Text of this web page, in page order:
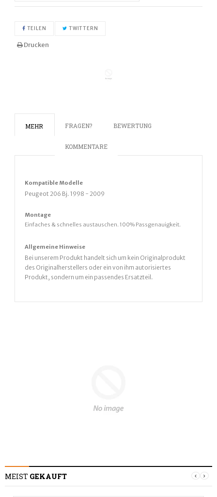
TEILEN AUF FACEBOOK TEILEN
TWITTERN
Drucken
MEHR FRAGEN? BEWERTUNG
KOMMENTARE
Kompatible Modelle
Peugeot 206 Bj. 1998 - 2009
Montage
Einfaches & schnelles austauschen. 100% Passgenauigkeit.
Allgemeine Hinweise
Bei unserem Produkt handelt sich um kein Originalprodukt
des Originalherstellers oder ein von ihm autorisiertes
Produkt, sondern um ein passendes Ersatzteil.
MEIST GEKAUFT